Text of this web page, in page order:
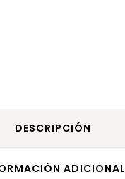
DESCRIPCIÓN
ADICIONAL